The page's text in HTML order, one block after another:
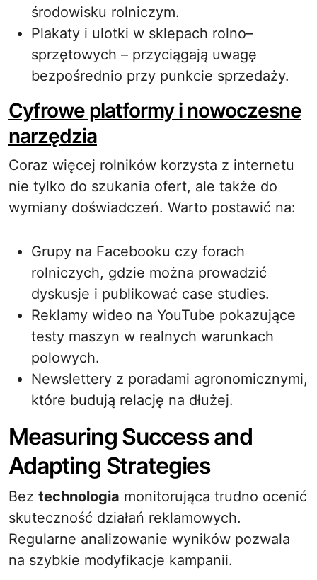
środowisku rolniczym.
Plakaty i ulotki w sklepach rolno–
sprzętowych – przyciągają uwagę
bezpośrednio przy punkcie sprzedaży.
Cyfrowe platformy i nowoczesne
narzędzia
Coraz więcej rolników korzysta z internetu
nie tylko do szukania ofert, ale także do
wymiany doświadczeń. Warto postawić na:
Grupy na Facebooku czy forach
rolniczych, gdzie można prowadzić
dyskusje i publikować case studies.
Reklamy wideo na YouTube pokazujące
testy maszyn w realnych warunkach
polowych.
Newslettery z poradami agronomicznymi,
które budują relację na dłużej.
Measuring Success and
Adapting Strategies
Bez technologia monitorująca trudno ocenić
skuteczność działań reklamowych.
Regularne analizowanie wyników pozwala
na szybkie modyfikacje kampanii.